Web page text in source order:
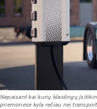
Nepaisant kai kurių klaidingų
priemonėse kyla rečiau nei